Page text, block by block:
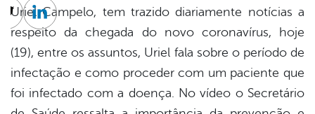
Uriel Campelo, tem trazido diariamente notícias a
respeito da chegada do novo coronavírus, hoje
(19), entre os assuntos, Uriel fala sobre o período de
infectação e como proceder com um paciente que
foi infectado com a doença. No vídeo o Secretário
TwitterLinkedin